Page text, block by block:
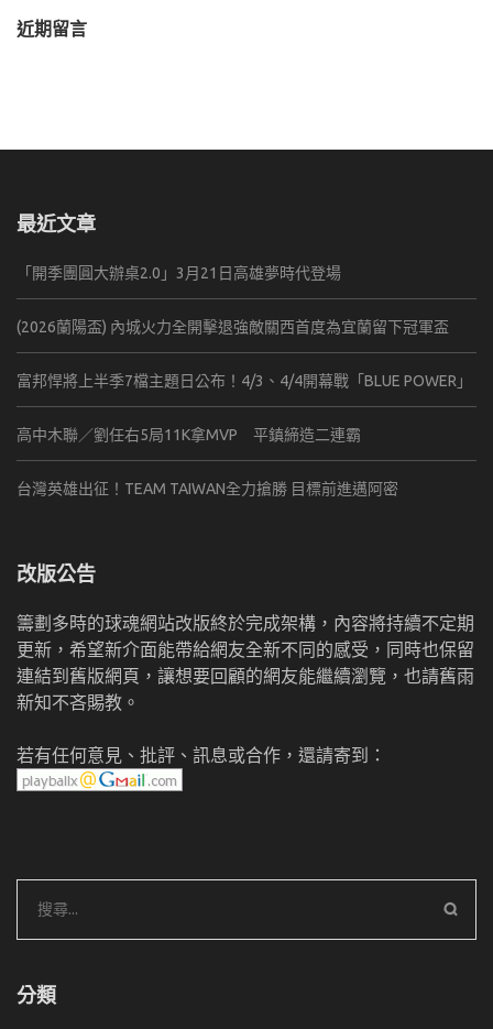
鍵
近期留言
最近文章
「開季團圓大辦桌2.0」3月21日高雄夢時代登場
(2026蘭陽盃) 內城火力全開擊退強敵關西首度為宜蘭留下冠軍盃
富邦悍將上半季7檔主題日公布！4/3、4/4開幕戰「BLUE POWER」
高中木聯／劉任右5局11K拿MVP 平鎮締造二連霸
台灣英雄出征！TEAM TAIWAN全力搶勝 目標前進邁阿密
改版公告
籌劃多時的球魂網站改版終於完成架構，內容將持續不定期
更新，希望新介面能帶給網友全新不同的感受，同時也保留
連結到舊版網頁，讓想要回顧的網友能繼續瀏覽，也請舊雨
新知不吝賜教。
若有任何意見、批評、訊息或合作，還請寄到：
搜
尋
鍵
分類